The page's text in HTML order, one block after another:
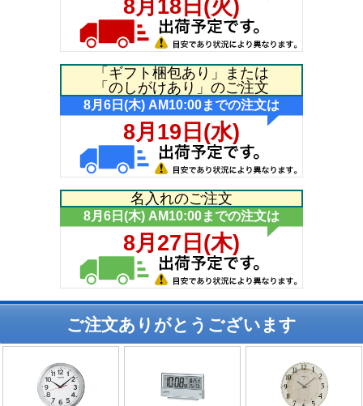
「ギフト梱包あり」または
「のしがけあり」のご注文
名入れのご注文
ご注文ありがとうございます